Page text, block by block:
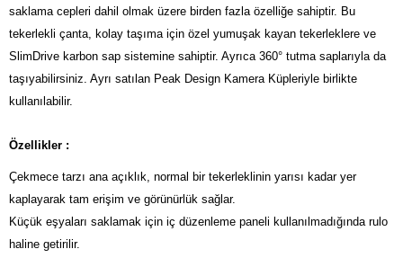
saklama cepleri dahil olmak üzere birden fazla özelliğe sahiptir. Bu
tekerlekli çanta, kolay taşıma için özel yumuşak kayan tekerleklere ve
SlimDrive karbon sap sistemine sahiptir. Ayrıca 360° tutma saplarıyla da
taşıyabilirsiniz. Ayrı satılan Peak Design Kamera Küpleriyle birlikte
kullanılabilir.
Özellikler :
Çekmece tarzı ana açıklık, normal bir tekerleklinin yarısı kadar yer
kaplayarak tam erişim ve görünürlük sağlar.
Küçük eşyaları saklamak için iç düzenleme paneli kullanılmadığında rulo
haline getirilir.